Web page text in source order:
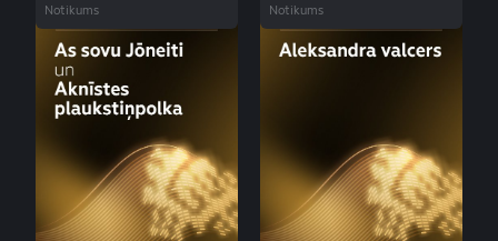
Aknīstes plaukstiņpolka
Notikums Notikums